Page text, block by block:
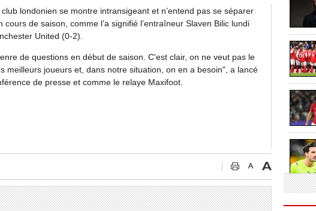
londonien se montre intransigeant et n’entend pas se séparer
de saison, comme l’a signifié l’entraîneur Slaven Bilic lundi
United (0-2).
de questions en début de saison. C'est clair, on ne veut pas le
meilleurs joueurs et, dans notre situation, on en a besoin", a lancé
de presse et comme le relaye Maxifoot.